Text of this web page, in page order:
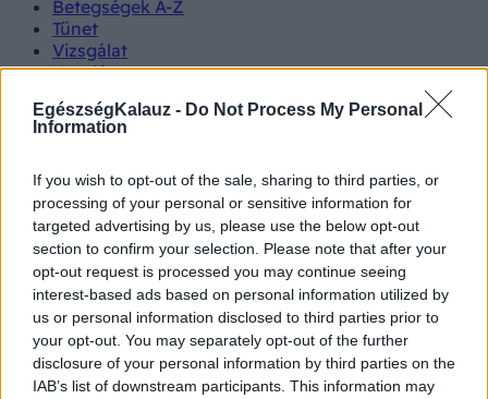
EgészségKalauz - Do Not Process My Personal
Information
If you wish to opt-out of the sale, sharing to third parties, or
processing of your personal or sensitive information for
targeted advertising by us, please use the below opt-out
section to confirm your selection. Please note that after your
opt-out request is processed you may continue seeing
interest-based ads based on personal information utilized by
us or personal information disclosed to third parties prior to
your opt-out. You may separately opt-out of the further
disclosure of your personal information by third parties on the
IAB’s list of downstream participants. This information may
Betegségek A-Z
Tünet
Vizsgálat
Kezelés
Kutatás
Prevenció
Videók
Kisállatok egészsége
#allergia #influenza#cukorbetegség
#orvosmeteorológia#vérnyomás #stroke#rákbetegség
#pajzsmirigy#reflux#ekcéma#herpesz
Regisztráció